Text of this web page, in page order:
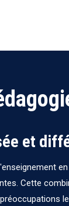
et
Cette